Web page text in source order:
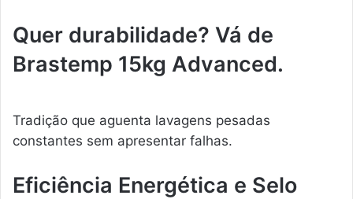
Quer durabilidade? Vá de
Brastemp 15kg Advanced.
Tradição que aguenta lavagens pesadas
constantes sem apresentar falhas.
Eficiência Energética e Selo